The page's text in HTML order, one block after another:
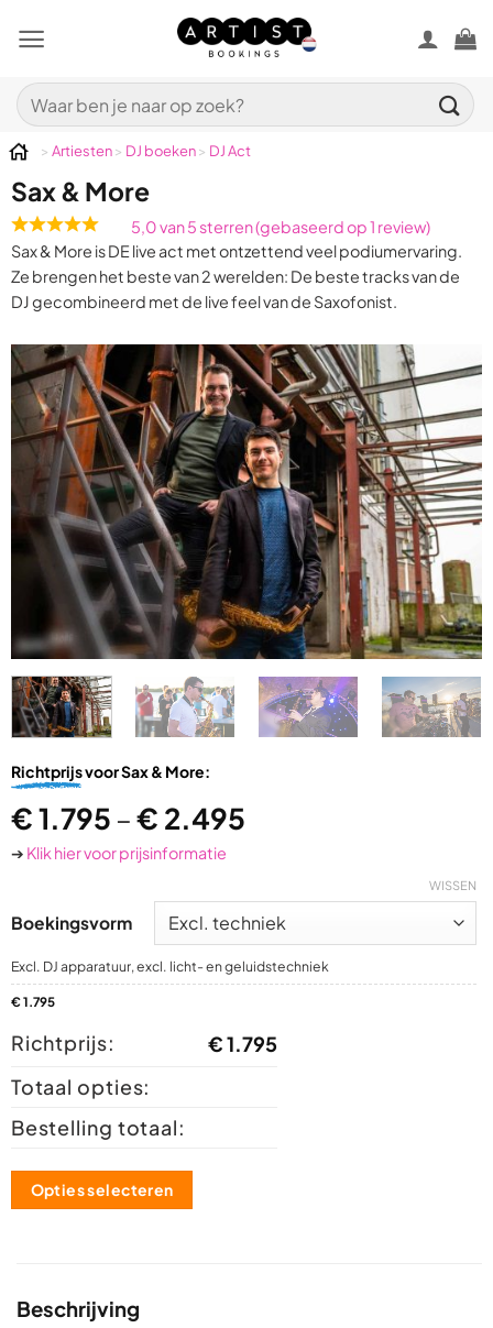
naar
Zoeken
naar:
> Artiesten> DJ boeken> DJ Act
Sax & More
Rated
5,0
out
of
5,0 van 5 sterren (gebaseerd op 1 review)
Sax & More is DE live act met ontzettend veel podiumervaring.
Ze brengen het beste van 2 werelden: De beste tracks van de
DJ gecombineerd met de live feel van de Saxofonist.
Richtprijsvoor Sax & More:
€1.795 –€ 2.495
➔ Klik hier voor prijsinformatie
Boekingsvorm
WISSEN
Excl. DJ apparatuur, excl. licht- en geluidstechniek
€1.795
Richtprijs: €1.795
Totaal opties:
Bestelling totaal:
Opties selecteren
Beschrijving